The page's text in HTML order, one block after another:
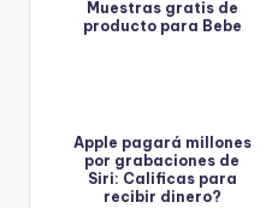
Muestras gratis de
producto para Bebe
Apple pagará millones
por grabaciones de
Siri: Calificas para
recibir dinero?